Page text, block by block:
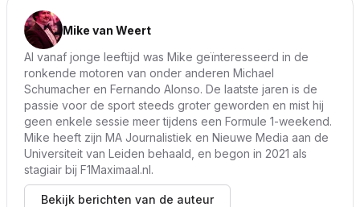
Mike van Weert
Al vanaf jonge leeftijd was Mike geïnteresseerd in de
ronkende motoren van onder anderen Michael
Schumacher en Fernando Alonso. De laatste jaren is de
passie voor de sport steeds groter geworden en mist hij
geen enkele sessie meer tijdens een Formule 1-weekend.
Mike heeft zijn MA Journalistiek en Nieuwe Media aan de
Universiteit van Leiden behaald, en begon in 2021 als
stagiair bij F1Maximaal.nl.
Bekijk berichten van de auteur